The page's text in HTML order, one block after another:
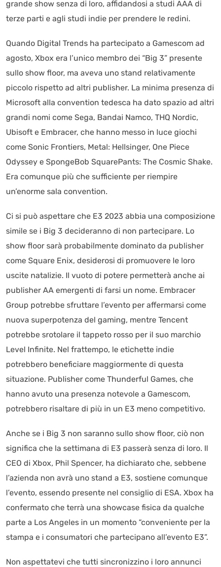
grande show senza di loro, affidandosi a studi AAA di
terze parti e agli studi indie per prendere le redini.
Quando Digital Trends ha partecipato a Gamescom ad
agosto, Xbox era l’unico membro dei “Big 3” presente
sullo show floor, ma aveva uno stand relativamente
piccolo rispetto ad altri publisher. La minima presenza di
Microsoft alla convention tedesca ha dato spazio ad altri
grandi nomi come Sega, Bandai Namco, THQ Nordic,
Ubisoft e Embracer, che hanno messo in luce giochi
come Sonic Frontiers, Metal: Hellsinger, One Piece
Odyssey e SpongeBob SquarePants: The Cosmic Shake.
Era comunque più che sufficiente per riempire
un’enorme sala convention.
Ci si può aspettare che E3 2023 abbia una composizione
simile se i Big 3 decideranno di non partecipare. Lo
show floor sarà probabilmente dominato da publisher
come Square Enix, desiderosi di promuovere le loro
uscite natalizie. Il vuoto di potere permetterà anche ai
publisher AA emergenti di farsi un nome. Embracer
Group potrebbe sfruttare l’evento per affermarsi come
nuova superpotenza del gaming, mentre Tencent
potrebbe srotolare il tappeto rosso per il suo marchio
Level Infinite. Nel frattempo, le etichette indie
potrebbero beneficiare maggiormente di questa
situazione. Publisher come Thunderful Games, che
hanno avuto una presenza notevole a Gamescom,
potrebbero risaltare di più in un E3 meno competitivo.
Anche se i Big 3 non saranno sullo show floor, ciò non
significa che la settimana di E3 passerà senza di loro. Il
CEO di Xbox, Phil Spencer, ha dichiarato che, sebbene
l’azienda non avrà uno stand a E3, sostiene comunque
l’evento, essendo presente nel consiglio di ESA. Xbox ha
confermato che terrà una showcase fisica da qualche
parte a Los Angeles in un momento “conveniente per la
stampa e i consumatori che partecipano all’evento E3”.
Non aspettatevi che tutti sincronizzino i loro annunci